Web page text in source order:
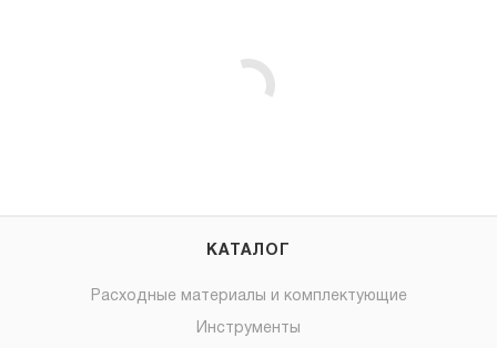
КАТАЛОГ
Расходные материалы и комплектующие
Инструменты